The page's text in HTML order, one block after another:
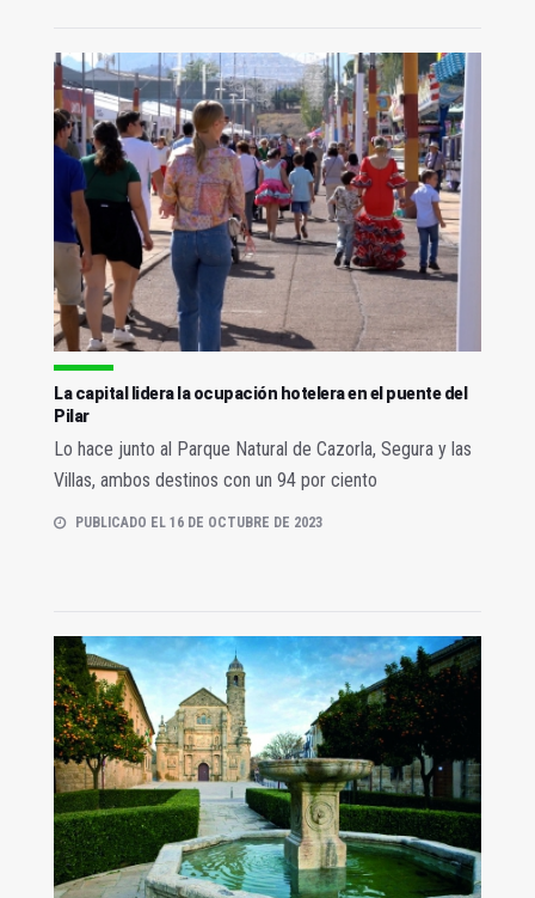
La capital lidera la ocupación hotelera en el puente del
Pilar
Lo hace junto al Parque Natural de Cazorla, Segura y las
Villas, ambos destinos con un 94 por ciento
PUBLICADO EL 16 DE OCTUBRE DE 2023